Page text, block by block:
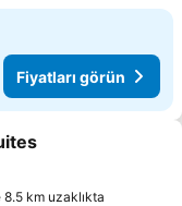
Fiyatları görün
ekle
8.5 km uzaklıkta